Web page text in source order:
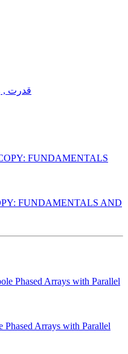
قدرت ,
FUNDAMENTALS AND
Phased Arrays with Parallel